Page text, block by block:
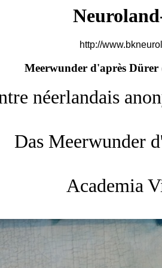
http://
Meerwunder d'après Dürer
néerlandais
Das Meerwunder
Academia